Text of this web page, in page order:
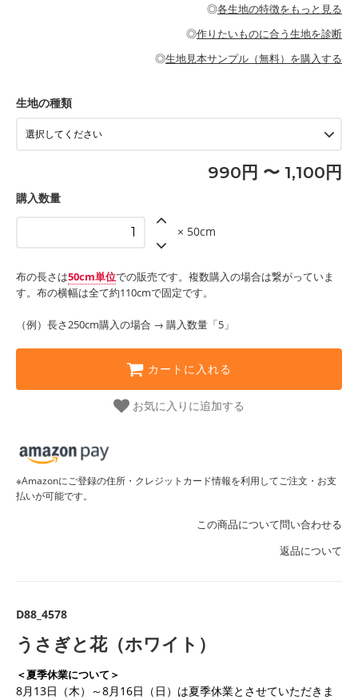
・カーテン、エプロン、テーブルクロスなどの暮らしのアイテム
・パンツ、タックスカートなどのボトムス
もっと詳しく見る
耐久性があります。トートバッグ・ポーチ・ペンケースなどの布
小物、インテリア用品に向いています。
・工作用エプロン
もっと詳しく見る
◎各生地の特徴をもっと見る
◎作りたいものに合う生地を診断
◎生地見本サンプル（無料）を購入する
生地の種類
990円 〜 1,100円
購入数量
× 50cm
布の長さは50cm単位での販売です。複数購入の場合は繋がっていま
す。布の横幅は全て約110cmで固定です。
（例）長さ250cm購入の場合 → 購入数量「5」
カートに入れる
お気に入りに追加する
※Amazonにご登録の住所・クレジットカード情報を利用してご注文・お支
払いが可能です。
この商品について問い合わせる
返品について
D88_4578
うさぎと花（ホワイト）
＜夏季休業について＞
8月13日（木）～8月16日（日）は夏季休業とさせていただきま